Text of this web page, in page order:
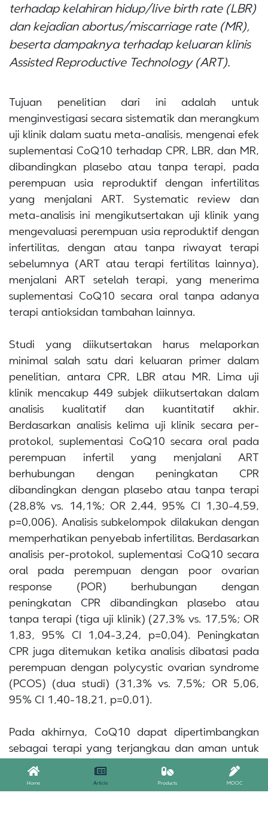
terhadap kelahiran hidup/live birth rate (LBR)
dan kejadian abortus/miscarriage rate (MR),
beserta dampaknya terhadap keluaran klinis
Assisted Reproductive Technology (ART).
Tujuan penelitian dari ini adalah untuk
menginvestigasi secara sistematik dan merangkum
uji klinik dalam suatu meta-analisis, mengenai efek
suplementasi CoQ10 terhadap CPR, LBR, dan MR,
dibandingkan plasebo atau tanpa terapi, pada
perempuan usia reproduktif dengan infertilitas
yang menjalani ART. Systematic review dan
meta-analisis ini mengikutsertakan uji klinik yang
mengevaluasi perempuan usia reproduktif dengan
infertilitas, dengan atau tanpa riwayat terapi
sebelumnya (ART atau terapi fertilitas lainnya),
menjalani ART setelah terapi, yang menerima
suplementasi CoQ10 secara oral tanpa adanya
terapi antioksidan tambahan lainnya.
Studi yang diikutsertakan harus melaporkan
minimal salah satu dari keluaran primer dalam
penelitian, antara CPR, LBR atau MR. Lima uji
klinik mencakup 449 subjek diikutsertakan dalam
analisis kualitatif dan kuantitatif akhir.
Berdasarkan analisis kelima uji klinik secara per-
protokol, suplementasi CoQ10 secara oral pada
perempuan infertil yang menjalani ART
berhubungan dengan peningkatan CPR
dibandingkan dengan plasebo atau tanpa terapi
(28,8% vs. 14,1%; OR 2,44, 95% CI 1,30-4,59,
p=0,006). Analisis subkelompok dilakukan dengan
memperhatikan penyebab infertilitas. Berdasarkan
analisis per-protokol, suplementasi CoQ10 secara
oral pada perempuan dengan poor ovarian
response (POR) berhubungan dengan
peningkatan CPR dibandingkan plasebo atau
tanpa terapi (tiga uji klinik) (27,3% vs. 17,5%; OR
1,83, 95% CI 1,04-3,24, p=0,04). Peningkatan
CPR juga ditemukan ketika analisis dibatasi pada
perempuan dengan polycystic ovarian syndrome
(PCOS) (dua studi) (31,3% vs. 7,5%; OR 5,06,
95% CI 1,40-18,21, p=0,01).
Pada akhirnya, CoQ10 dapat dipertimbangkan
sebagai terapi yang terjangkau dan aman untuk
meningkatkan keberhasilan terapi infertilitas pada
perempuan usia reproduktif yang menjalani ART.
Home Article Products MOOC